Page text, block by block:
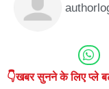
👇खबर सुनने के लिए प्ले